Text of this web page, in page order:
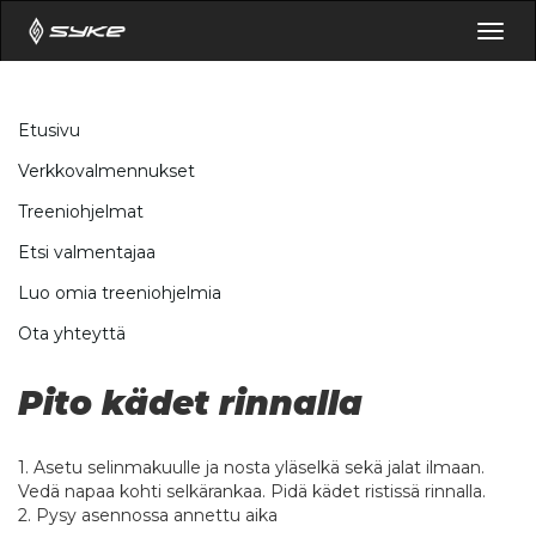
Etusivu
Verkkovalmennukset
Treeniohjelmat
Etsi valmentajaa
Luo omia treeniohjelmia
Ota yhteyttä
Pito kädet rinnalla
1. Asetu selinmakuulle ja nosta yläselkä sekä jalat ilmaan.
Vedä napaa kohti selkärankaa. Pidä kädet ristissä rinnalla.
2. Pysy asennossa annettu aika